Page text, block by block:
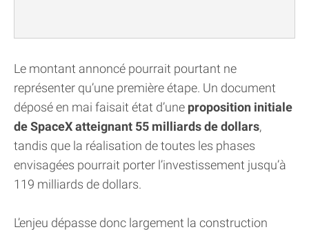
Le montant annoncé pourrait pourtant ne
représenter qu’une première étape. Un document
déposé en mai faisait état d’une proposition initiale
de SpaceX atteignant 55 milliards de dollars,
tandis que la réalisation de toutes les phases
envisagées pourrait porter l’investissement jusqu’à
119 milliards de dollars.
L’enjeu dépasse donc largement la construction